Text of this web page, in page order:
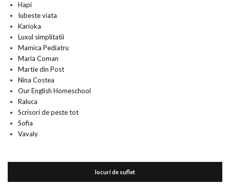
Hapi
Iubeste viata
Karioka
Luxul simplitatii
Mamica Pediatru
Maria Coman
Martie din Post
Nina Costea
Our English Homeschool
Raluca
Scrisori de peste tot
Sofia
Vavaly
locuri de suflet